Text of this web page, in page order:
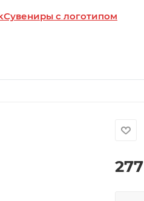
Сувениры с логотипом
277